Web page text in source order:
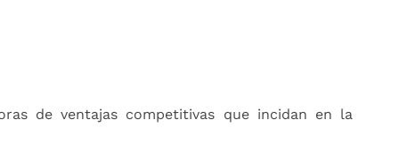
de ventajas competitivas que incidan en la